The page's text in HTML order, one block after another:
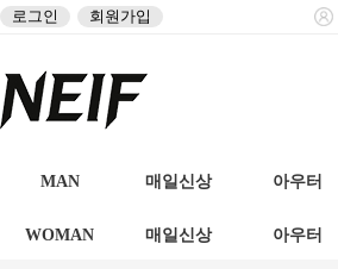
로그인 회원가입
MAN 매일신상 아우터
WOMAN 매일신상 아우터